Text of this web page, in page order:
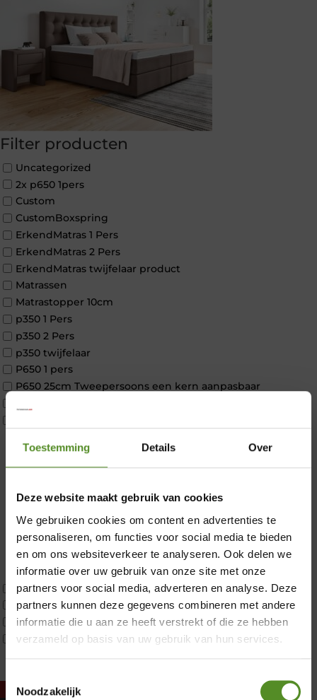
Toestemming Details Over
Deze website maakt gebruik van cookies
We gebruiken cookies om content en advertenties te
personaliseren, om functies voor social media te bieden
en om ons websiteverkeer te analyseren. Ook delen we
informatie over uw gebruik van onze site met onze
partners voor social media, adverteren en analyse. Deze
partners kunnen deze gegevens combineren met andere
informatie die u aan ze heeft verstrekt of die ze hebben
verzameld op basis van uw gebruik van hun services.
Noodzakelijk
Filter producten
Uncategorized
2x p650 1pers
Custom
CustomBoxspring
ErkendMatras 1 Pers
ErkendMatras 2 Pers
ErkendMatras twijfelaar product
Matrassen
Matrastopper 10cm
p350 1 Pers
p350 2 Pers
p350 twijfelaar
P650 1 pers
P650 25cm Tweepersoons een kern aanpasbaar
1 persoon
2 personen
Twijfelaar
Materiaal
Koudschuim
Latex
Traagschuim
Tweepersoons 1 kern
Tweepersoons 1 kern product
Tweepersoons 2 kernen
Webshop Only Collectie
×